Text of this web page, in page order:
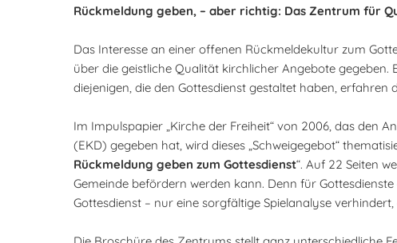
Rückmeldung geben, – aber richtig: Das Zentrum für
Das Interesse an einer offenen Rückmeldekultur zum
über die geistliche Qualität kirchlicher Angebote gegeben.
diejenigen, die den Gottesdienst gestaltet haben, erfahren
Im Impulspapier „Kirche der Freiheit“ von 2006, das den
(EKD) gegeben hat, wird dieses „Schweigegebot“
Rückmeldung geben zum Gottesdienst“. Auf 22 Seiten
Gemeinde befördern werden kann. Denn für
Gottesdienst – nur eine sorgfältige Spielanalyse